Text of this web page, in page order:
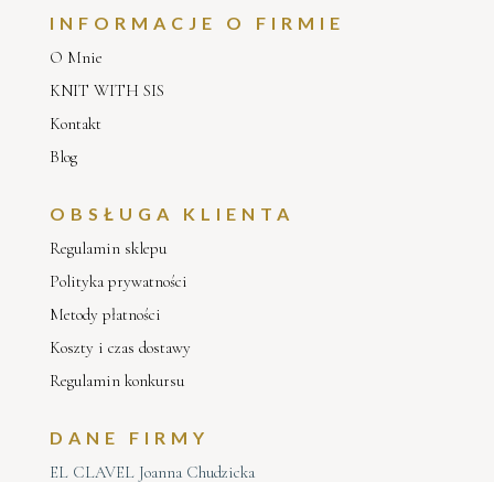
INFORMACJE O FIRMIE
O Mnie
KNIT WITH SIS
Kontakt
Blog
OBSŁUGA KLIENTA
Regulamin sklepu
Polityka prywatności
Metody płatności
Koszty i czas dostawy
Regulamin konkursu
DANE FIRMY
EL CLAVEL Joanna Chudzicka